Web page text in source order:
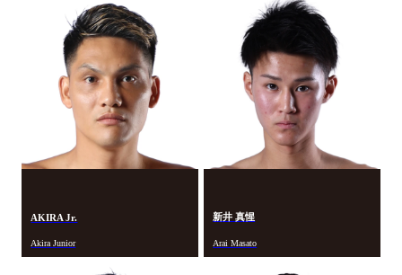
AKIRA Jr.
Akira Junior
新井 真惺
Arai Masato